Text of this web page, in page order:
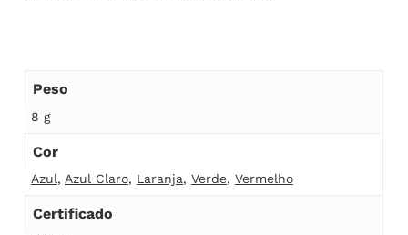
Peso
8 g
Cor
Azul, Azul Claro, Laranja, Verde, Vermelho
Certificado